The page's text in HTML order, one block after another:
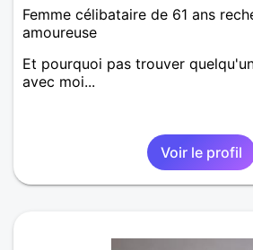
Femme célibataire de 61 ans
amoureuse
Et pourquoi pas trouver
avec moi...
Voir le profil